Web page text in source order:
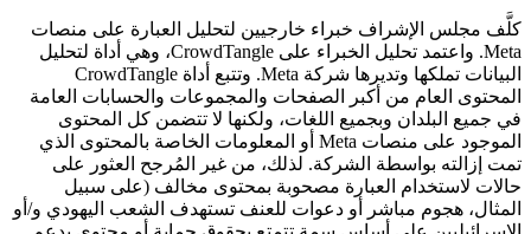
كلَّف مجلس الإشراف خبراء خارجيين لتحليل العبارة على منصات
Meta. واعتمد تحليل الخبراء على CrowdTangle، وهي أداة لتحليل
البيانات تملكها وتديرها شركة Meta. وتتبع أداة CrowdTangle
المحتوى العام من أكبر الصفحات والمجموعات والحسابات العامة
في جميع البلدان وبجميع اللغات، ولكنها لا تتضمن كل المحتوى
الموجود على منصات Meta أو المعلومات الخاصة بالمحتوى الذي
تمت إزالته بواسطة الشركة. لذلك، من غير المُرجح العثور على
حالات لاستخدام العبارة مصحوبة بمحتوى مخالف (على سبيل
المثال، هجوم مباشر أو دعوات للعنف تستهدف الشعب اليهودي و/أو